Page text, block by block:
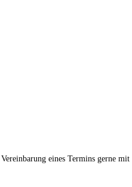
eines Termins gerne